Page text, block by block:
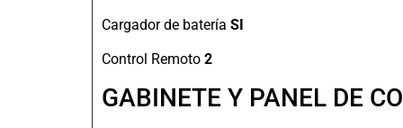
Cargador de batería SI
Control Remoto 2
GABINETE Y PANEL DE